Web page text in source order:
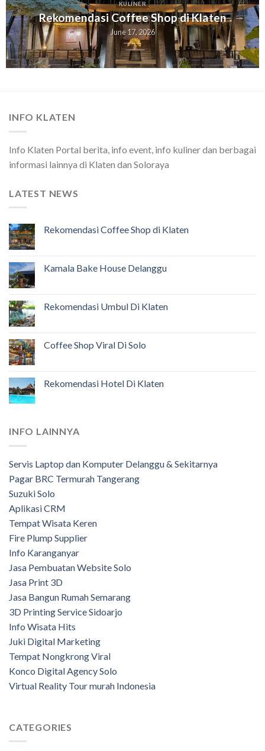
KULINER
Rekomendasi Coffee Shop di Klaten
June 17, 2026
INFO KLATEN
Info Klaten Portal berita, info event, info kuliner dan berbagai
informasi lainnya di Klaten dan Soloraya
LATEST NEWS
Rekomendasi Coffee Shop di Klaten
Kamala Bake House Delanggu
Rekomendasi Umbul Di Klaten
Coffee Shop Viral Di Solo
Rekomendasi Hotel Di Klaten
INFO LAINNYA
Servis Laptop dan Komputer Delanggu & Sekitarnya
Pagar BRC Termurah Tangerang
Suzuki Solo
Aplikasi CRM
Tempat Wisata Keren
Fire Plump Supplier
Info Karanganyar
Jasa Pembuatan Website Solo
Jasa Print 3D
Jasa Bangun Rumah Semarang
3D Printing Service Sidoarjo
Info Wisata Hits
Juki Digital Marketing
Tempat Nongkrong Viral
Konco Digital Agency Solo
Virtual Reality Tour murah Indonesia
CATEGORIES